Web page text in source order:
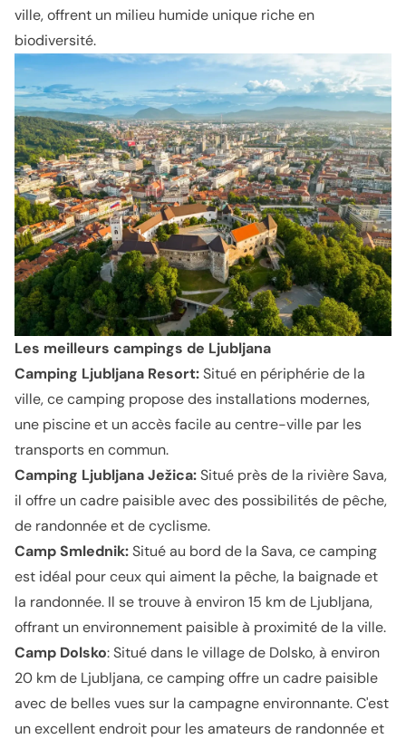
ville, offrent un milieu humide unique riche en
biodiversité.
Les meilleurs campings de Ljubljana
Camping Ljubljana Resort:Situé en périphérie de la
ville, ce camping propose des installations modernes,
une piscine et un accès facile au centre-ville par les
transports en commun.
Camping Ljubljana Ježica:Situé près de la rivière Sava,
il offre un cadre paisible avec des possibilités de pêche,
de randonnée et de cyclisme.
Camp Smlednik:Situé au bord de la Sava, ce camping
est idéal pour ceux qui aiment la pêche, la baignade et
la randonnée. Il se trouve à environ 15 km de Ljubljana,
offrant un environnement paisible à proximité de la ville.
Camp Dolsko: Situé dans le village de Dolsko, à environ
20 km de Ljubljana, ce camping offre un cadre paisible
avec de belles vues sur la campagne environnante. C'est
un excellent endroit pour les amateurs de randonnée et